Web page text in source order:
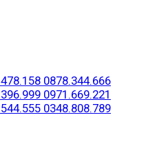
0878.344.666
0971.669.221
0348.808.789